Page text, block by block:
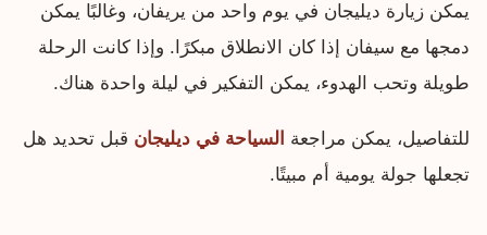
يمكن زيارة ديليجان في يوم واحد من يريفان، وغالبًا يمكن
دمجها مع سيفان إذا كان الانطلاق مبكرًا. وإذا كانت الرحلة
طويلة وتحب الهدوء، يمكن التفكير في ليلة واحدة هناك.
للتفاصيل، يمكن مراجعة السياحة في ديليجان قبل تحديد هل
تجعلها جولة يومية أم مبيتًا.